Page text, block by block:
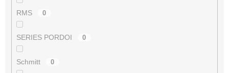
RMS 0
SERIES PORDOI 0
Schmitt 0